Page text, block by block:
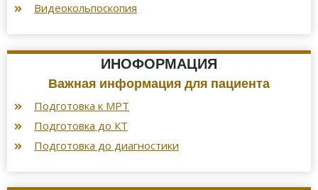
Видеокольпоскопия
ИНОФОРМАЦИЯ
Важная информация для пациента
Подготовка к МРТ
Подготовка до КТ
Подготовка до диагностики